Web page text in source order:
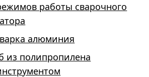
работы сварочного
алюминия
из полипропилена